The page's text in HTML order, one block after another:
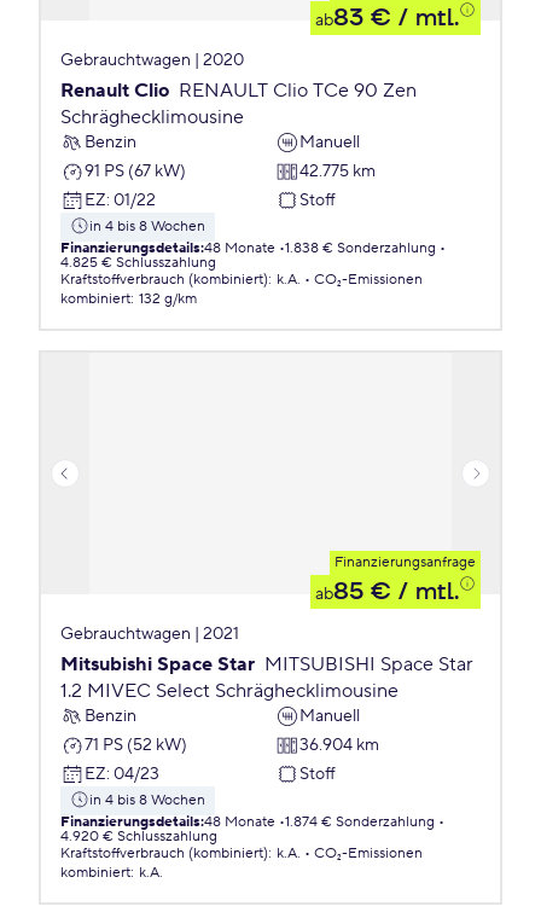
ab83 € / mtl.
Gebrauchtwagen | 2020
Renault Clio RENAULT Clio TCe 90 Zen
Schräghecklimousine
Benzin
Manuell
91 PS (67 kW)
42.775 km
EZ: 01/22 Stoff
in 4 bis 8 Wochen
Finanzierungsdetails:48 Monate 1.838 € Sonderzahlung
4.825 € Schlusszahlung
Kraftstoffverbrauch (kombiniert): k.A.
CO₂-Emissionen
kombiniert: 132 g/km
Finanzierungsanfrage
ab85 € / mtl.
Gebrauchtwagen | 2021
Mitsubishi Space Star MITSUBISHI Space Star
1.2 MIVEC Select Schräghecklimousine
Benzin
Manuell
71 PS (52 kW)
36.904 km
EZ: 04/23 Stoff
in 4 bis 8 Wochen
Finanzierungsdetails:48 Monate 1.874 € Sonderzahlung
4.920 € Schlusszahlung
Kraftstoffverbrauch (kombiniert): k.A.
CO₂-Emissionen
kombiniert: k.A.